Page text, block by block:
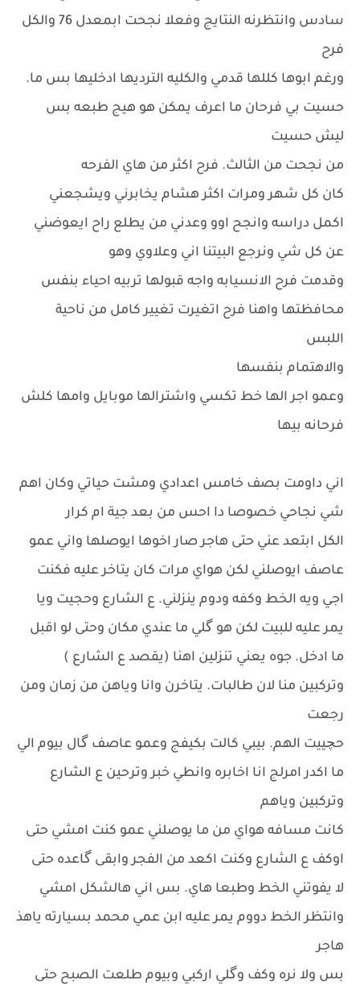
سادس وانتظرنه النتايج وفعلا نجحت ابمعدل 76 والكل
فرح
ورغم ابوها كللها قدمي والكليه الترديها ادخليها بس ما.
حسيت بي فرحان ما اعرف يمكن هو هيج طبعه بس
ليش حسيت
من نجحت من الثالث. فرح اكثر من هاي الفرحه
كان كل شهر ومرات اكثر هشام يخابرني ويشجعني
اكمل دراسه وانجح اوو وعدني من يطلع راح ايعوضني
عن كل شي ونرجع البيتنا اني وعلاوي وهو
وقدمت فرح الانسيابه واجه قبولها تربيه احياء بنفس
محافظتها واهنا فرح اتغيرت تغيير كامل من ناحية
اللبس
والاهتمام بنفسها
وعمو اجر الها خط تكسي واشترالها موبايل وامها كلش
فرحانه بيها
اني داومت بصف خامس اعدادي ومشت حياتي وكان اهم
شي نجاحي خصوصا دا احس من بعد جية ام كرار
الكل ابتعد عني حتى هاجر صار اخوها ايوصلها واني عمو
عاصف ايوصلني لكن هواي مرات كان يتاخر عليه فكنت
اجي ويه الخط وكفه ودوم ينزلني. ع الشارع وحجيت ويا
يمر عليه للبيت لكن هو گلي ما عندي مكان وحتى لو اقبل
ما ادخل. جوه يعني تنزلين اهنا (يقصد ع الشارع )
وتركبين منا لان طالبات. يتاخرن وانا وياهن من زمان ومن
رجعت
حچييت الهم. بيبي كالت بكيفج وعمو عاصف گال بيوم الي
ما اكدر امرلج انا اخابره وانطي خبر وترحين ع الشارع
وتركبين وياهم
كانت مسافه هواي من ما يوصلني عمو كنت امشي حتى
اوكف ع الشارع وكنت اكعد من الفجر وابقى گاعده حتى
لا يفوتني الخط وطبعا هاي. بس اني هالشكل امشي
وانتظر الخط دووم يمر عليه ابن عمي محمد بسيارته ياهذ
هاجر
بس ولا نره وكف وگلي اركبي وبيوم طلعت الصبح حتى